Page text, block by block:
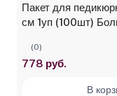
Пакет для
см 1уп (100шт)
(0)
778 руб.
В